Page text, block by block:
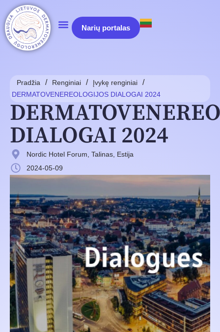
Narių portalas
Pradžia / Renginiai / Įvykę renginiai /
DERMATOVENEREOLOGIJOS DIALOGAI 2024
DIALOGAI 2024
Nordic Hotel Forum, Talinas, Estija
2024-05-09